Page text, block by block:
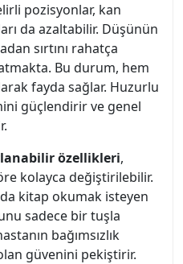
pozisyonlar, kan
da azaltabilir. Düşünün
sırtını rahatça
Bu durum, hem
fayda sağlar. Huzurlu
güçlendirir ve genel
özellikleri,
kolayca değiştirilebilir.
kitap okumak isteyen
sadece bir tuşla
bağımsızlık
güvenini pekiştirir.